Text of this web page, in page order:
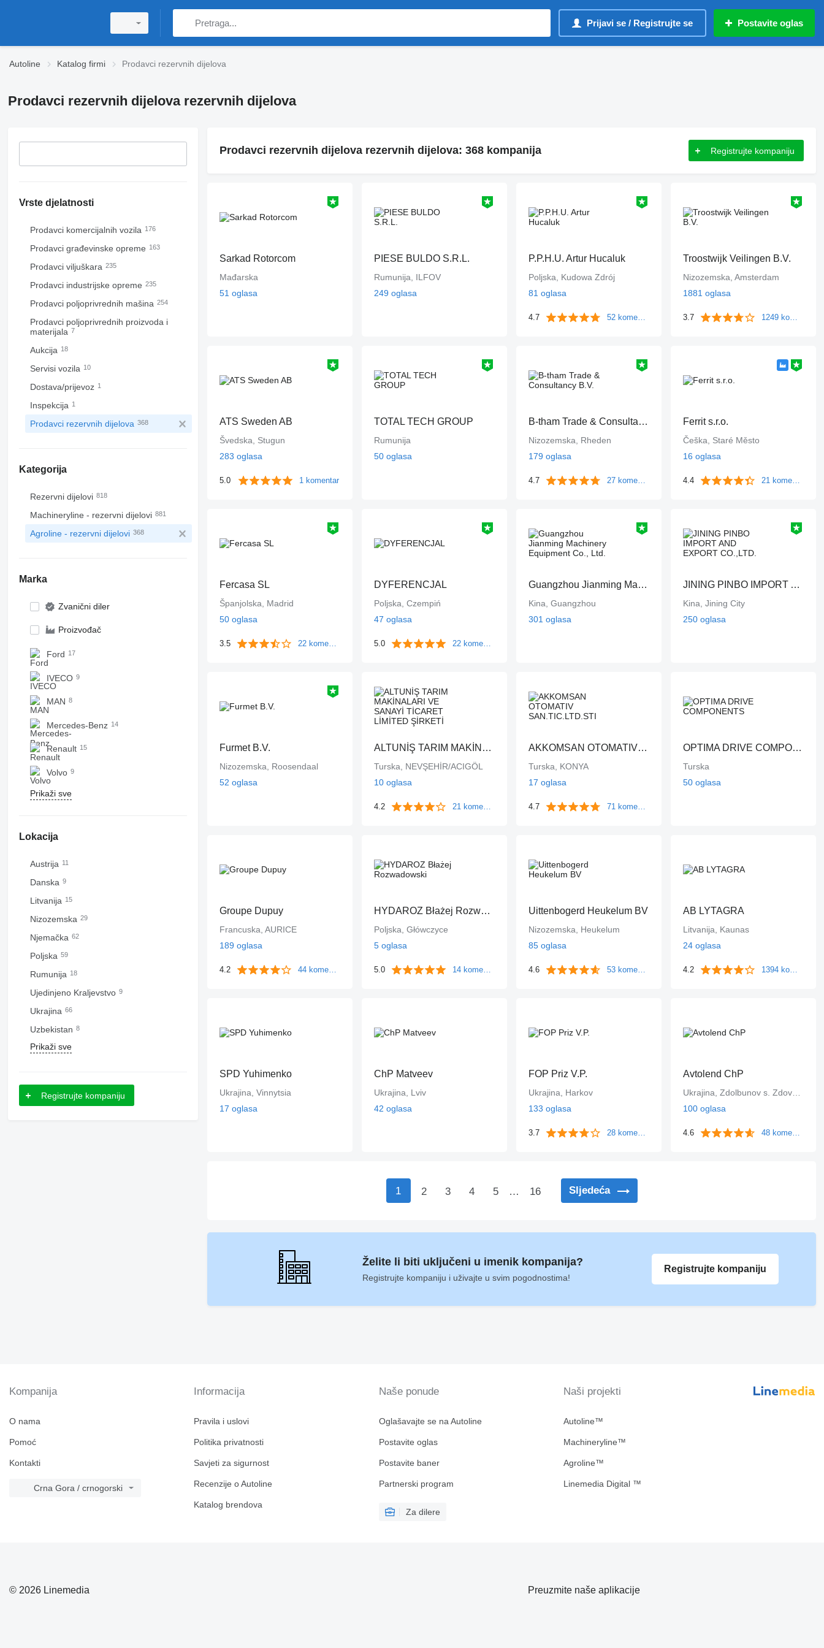
Prijavi se / Registrujte se Postavite oglas
Autoline Katalog firmi Prodavci rezervnih dijelova
Prodavci rezervnih dijelova rezervnih dijelova
Vrste djelatnosti
Prodavci komercijalnih vozila 176
Prodavci građevinske opreme 163
Prodavci viljuškara 235
Prodavci industrijske opreme 235
Prodavci poljoprivrednih mašina 254
Prodavci poljoprivrednih proizvoda i
materijala 7
Aukcija 18
Servisi vozila 10
Dostava/prijevoz 1
Inspekcija 1
Prodavci rezervnih dijelova 368
Kategorija
Rezervni dijelovi 818
Machineryline - rezervni dijelovi 881
Agroline - rezervni dijelovi 368
Marka
Zvanični diler
Proizvođač
Ford 17
IVECO 9
MAN 8
Mercedes-Benz 14
Renault 15
Volvo 9
Prikaži sve
Lokacija
Austrija 11
Danska 9
Litvanija 15
Nizozemska 29
Njemačka 62
Poljska 59
Rumunija 18
Ujedinjeno Kraljevstvo 9
Ukrajina 66
Uzbekistan 8
Prikaži sve
Registrujte kompaniju
Prodavci rezervnih dijelova rezervnih dijelova: 368 kompanija Registrujte kompaniju
Sarkad Rotorcom
Mađarska
51 oglasa
PIESE BULDO S.R.L.
Rumunija, ILFOV
249 oglasa
P.P.H.U. Artur Hucaluk
Poljska, Kudowa Zdrój
81 oglasa
4.7 52 komentara
Troostwijk Veilingen B.V.
Nizozemska, Amsterdam
1881 oglasa
3.7 1249 komentara
ATS Sweden AB
Švedska, Stugun
283 oglasa
5.0 1 komentar
TOTAL TECH GROUP
Rumunija
50 oglasa
B-tham Trade & Consultancy B.V.
Nizozemska, Rheden
179 oglasa
4.7 27 komentara
Ferrit s.r.o.
Češka, Staré Město
16 oglasa
4.4 21 komentara
Fercasa SL
Španjolska, Madrid
50 oglasa
3.5 22 komentara
DYFERENCJAL
Poljska, Czempiń
47 oglasa
5.0 22 komentara
Guangzhou Jianming Machinery Equipment Co., Ltd.
Kina, Guangzhou
301 oglasa
JINING PINBO IMPORT AND EXPORT CO.,LTD.
Kina, Jining City
250 oglasa
Furmet B.V.
Nizozemska, Roosendaal
52 oglasa
ALTUNİŞ TARIM MAKİNALARI VE SANAYİ TİCARET LİMİTED ŞİRKETİ
Turska, NEVŞEHİR/ACIGÖL
10 oglasa
4.2 21 komentara
AKKOMSAN OTOMATIV SAN.TIC.LTD.STI
Turska, KONYA
17 oglasa
4.7 71 komentara
OPTIMA DRIVE COMPONENTS
Turska
50 oglasa
Groupe Dupuy
Francuska, AURICE
189 oglasa
4.2 44 komentara
HYDAROZ Błażej Rozwadowski
Poljska, Główczyce
5 oglasa
5.0 14 komentara
Uittenbogerd Heukelum BV
Nizozemska, Heukelum
85 oglasa
4.6 53 komentara
AB LYTAGRA
Litvanija, Kaunas
24 oglasa
4.2 1394 komentara
SPD Yuhimenko
Ukrajina, Vinnytsia
17 oglasa
ChP Matveev
Ukrajina, Lviv
42 oglasa
FOP Priz V.P.
Ukrajina, Harkov
133 oglasa
3.7 28 komentara
Avtolend ChP
100 oglasa
4.6 48 komentara
1 2 3 4 5 … 16 Sljedeća
Želite li biti uključeni u imenik kompanija?
Registrujte kompaniju i uživajte u svim pogodnostima!
Registrujte kompaniju
Kompanija
O nama
Pomoć
Kontakti
Crna Gora / crnogorski
Informacija
Pravila i uslovi
Politika privatnosti
Savjeti za sigurnost
Recenzije o Autoline
Katalog brendova
Naše ponude
Oglašavajte se na Autoline
Postavite oglas
Postavite baner
Partnerski program
Za dilere
Naši projekti
Autoline™
Machineryline™
Agroline™
Linemedia Digital ™
© 2026 Linemedia Preuzmite naše aplikacije